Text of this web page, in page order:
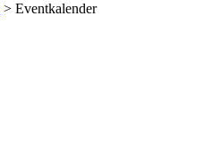
> Eventkalender